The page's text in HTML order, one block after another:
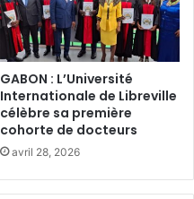
GABON : L’Université
Internationale de Libreville
célèbre sa première
cohorte de docteurs
avril 28, 2026